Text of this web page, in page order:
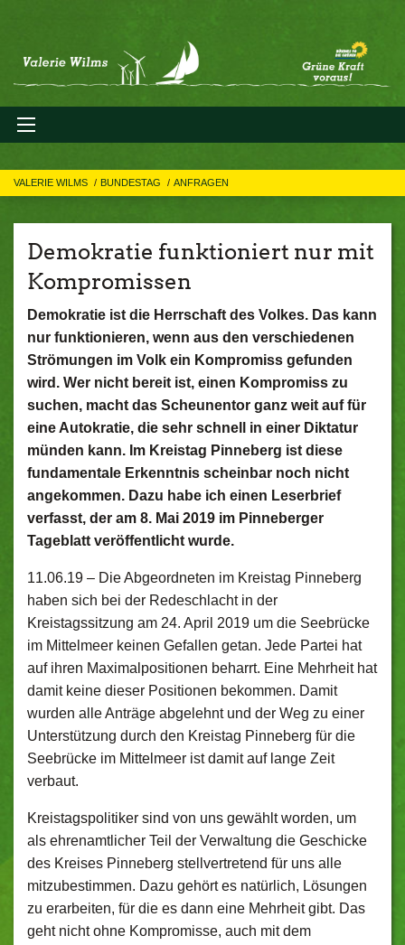
VALERIE WILMS BUNDESTAG ANFRAGEN
Demokratie funktioniert nur mit
Kompromissen
Demokratie ist die Herrschaft des Volkes. Das kann
nur funktionieren, wenn aus den verschiedenen
Strömungen im Volk ein Kompromiss gefunden
wird. Wer nicht bereit ist, einen Kompromiss zu
suchen, macht das Scheunentor ganz weit auf für
eine Autokratie, die sehr schnell in einer Diktatur
münden kann. Im Kreistag Pinneberg ist diese
fundamentale Erkenntnis scheinbar noch nicht
angekommen. Dazu habe ich einen Leserbrief
verfasst, der am 8. Mai 2019 im Pinneberger
Tageblatt veröffentlicht wurde.
11.06.19 – Die Abgeordneten im Kreistag Pinneberg
haben sich bei der Redeschlacht in der
Kreistagssitzung am 24. April 2019 um die Seebrücke
im Mittelmeer keinen Gefallen getan. Jede Partei hat
auf ihren Maximalpositionen beharrt. Eine Mehrheit hat
damit keine dieser Positionen bekommen. Damit
wurden alle Anträge abgelehnt und der Weg zu einer
Unterstützung durch den Kreistag Pinneberg für die
Seebrücke im Mittelmeer ist damit auf lange Zeit
verbaut.
Kreistagspolitiker sind von uns gewählt worden, um
als ehrenamtlicher Teil der Verwaltung die Geschicke
des Kreises Pinneberg stellvertretend für uns alle
mitzubestimmen. Dazu gehört es natürlich, Lösungen
zu erarbeiten, für die es dann eine Mehrheit gibt. Das
geht nicht ohne Kompromisse, auch mit dem